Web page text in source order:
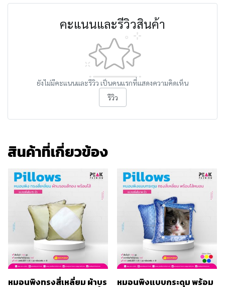
คะแนนและรีวิวสินค้า
ยังไม่มีคะแนนและรีวิว เป็นคนแรกที่แสดงความคิดเห็น
รีวิว
สินค้าที่เกี่ยวข้อง
หมอนพิงทรงสี่เหลี่ยม ผ้าบร หมอนพิงแบบกระดุม พร้อม